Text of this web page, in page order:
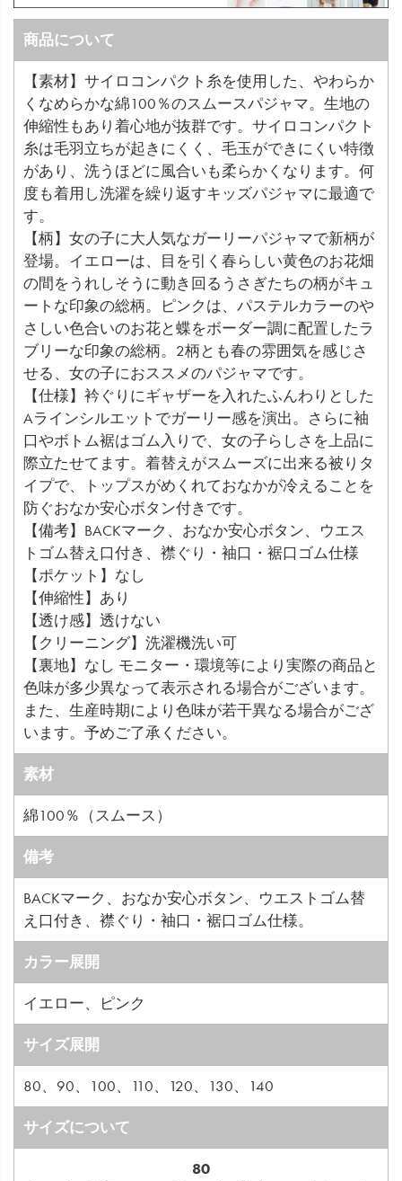
商品について
【素材】サイロコンパクト糸を使用した、やわらか
くなめらかな綿100％のスムースパジャマ。生地の
伸縮性もあり着心地が抜群です。サイロコンパクト
糸は毛羽立ちが起きにくく、毛玉ができにくい特徴
があり、洗うほどに風合いも柔らかくなります。何
度も着用し洗濯を繰り返すキッズパジャマに最適で
す。
【柄】女の子に大人気なガーリーパジャマで新柄が
登場。イエローは、目を引く春らしい黄色のお花畑
の間をうれしそうに動き回るうさぎたちの柄がキュ
ートな印象の総柄。ピンクは、パステルカラーのや
さしい色合いのお花と蝶をボーダー調に配置したラ
ブリーな印象の総柄。2柄とも春の雰囲気を感じさ
せる、女の子におススメのパジャマです。
【仕様】衿ぐりにギャザーを入れたふんわりとした
Aラインシルエットでガーリー感を演出。さらに袖
口やボトム裾はゴム入りで、女の子らしさを上品に
際立たせてます。着替えがスムーズに出来る被りタ
イプで、トップスがめくれておなかが冷えることを
防ぐおなか安心ボタン付きです。
【備考】BACKマーク、おなか安心ボタン、ウエス
トゴム替え口付き、襟ぐり・袖口・裾口ゴム仕様
【ポケット】なし
【伸縮性】あり
【透け感】透けない
【クリーニング】洗濯機洗い可
【裏地】なし モニター・環境等により実際の商品と
色味が多少異なって表示される場合がございます。
また、生産時期により色味が若干異なる場合がござ
います。予めご了承ください。
素材
綿100％（スムース）
備考
BACKマーク、おなか安心ボタン、ウエストゴム替
え口付き、襟ぐり・袖口・裾口ゴム仕様。
カラー展開
イエロー、ピンク
サイズ展開
80、90、100、110、120、130、140
サイズについて
80